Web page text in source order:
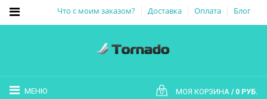
Что с моим заказом? Доставка Оплата Блог
МЕНЮ 0 МОЯ КОРЗИНА 0 РУБ.